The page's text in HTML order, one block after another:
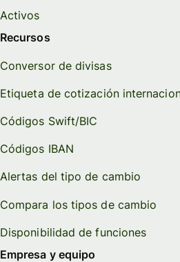
Activos
Recursos
Conversor de divisas
Etiqueta de cotización
Códigos Swift/BIC
Códigos IBAN
Alertas del tipo de cambio
Compara los tipos de cambio
Disponibilidad de funciones
Empresa y equipo